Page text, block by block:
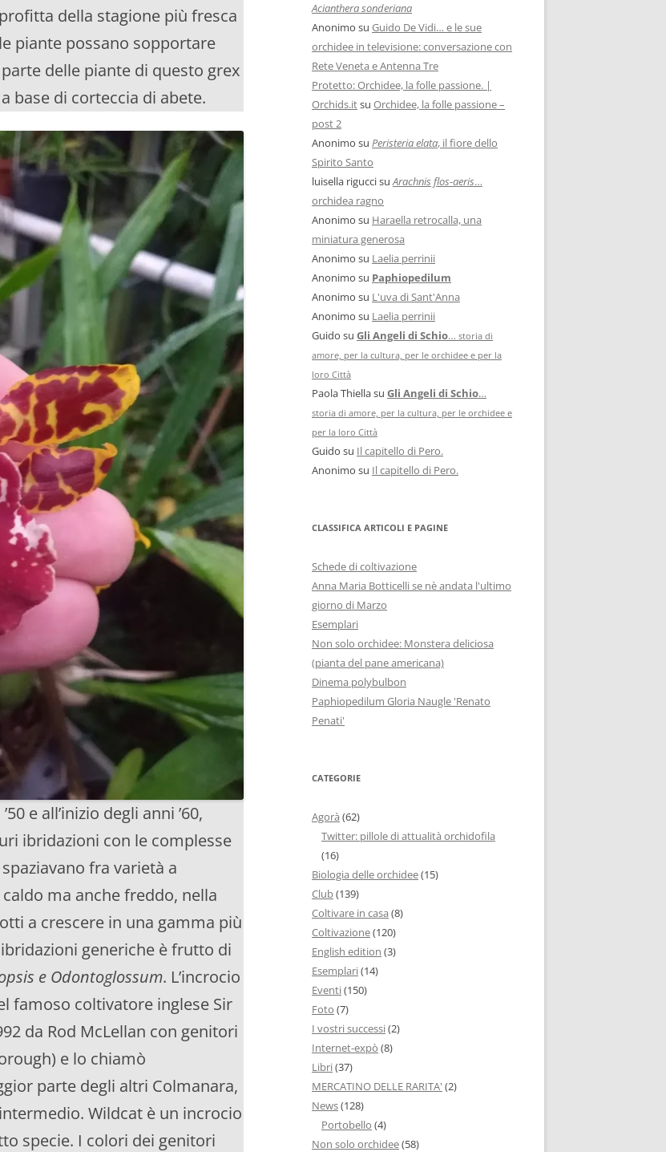
della stagione più fresca
piante possano sopportare
delle piante di questo grex
base di corteccia di abete.
e all’inizio degli anni ’60,
ibridazioni con le complesse
fra varietà a
ma anche freddo, nella
a crescere in una gamma più
generiche è frutto di
e Odontoglossum. L’incrocio
famoso coltivatore inglese Sir
da Rod McLellan con genitori
e lo chiamò
parte degli altri Colmanara,
Wildcat è un incrocio
specie. I colori dei genitori
Acianthera sonderiana
Anonimo su Guido De Vidi… e le sue
orchidee in televisione: conversazione con
Rete Veneta e Antenna Tre
Protetto: Orchidee, la folle passione. |
Orchids.itsu Orchidee, la folle passione –
post 2
Anonimo su Peristeria elata, il fiore dello
Spirito Santo
luisella riguccisuArachnis flos-aeris…
orchidea ragno
Anonimo su Haraella retrocalla, una
miniatura generosa
Anonimo su Laelia perrinii
Anonimo su Paphiopedilum
Anonimo su L'uva di Sant'Anna
Anonimo su Laelia perrinii
Guido su Gli Angeli di Schio… storia di
amore, per la cultura, per le orchidee e per la
loro Città
Paola Thiellasu Gli Angeli di Schio…
storia di amore, per la cultura, per le orchidee e
per la loro Città
Guido su Il capitello di Pero.
Anonimo su Il capitello di Pero.
CLASSIFICA ARTICOLI E PAGINE
Schede di coltivazione
Anna Maria Botticelli se nè andata l'ultimo
giorno di Marzo
Esemplari
Non solo orchidee: Monstera deliciosa
(pianta del pane americana)
Dinema polybulbon
Paphiopedilum Gloria Naugle 'Renato
Penati'
CATEGORIE
Agorà (62)
Twitter: pillole di attualità orchidofila
(16)
Biologia delle orchidee(15)
Club(139)
Coltivare in casa (8)
Coltivazione(120)
English edition (3)
Esemplari(14)
Eventi(150)
Foto (7)
I vostri successi(2)
Internet-expò (8)
Libri(37)
MERCATINO DELLE RARITA' (2)
News(128)
Portobello (4)
Non solo orchidee(58)